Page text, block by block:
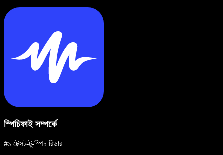
স্পিচিফাই সম্পর্কে
#১ টেক্সট-টু-স্পিচ রিডার